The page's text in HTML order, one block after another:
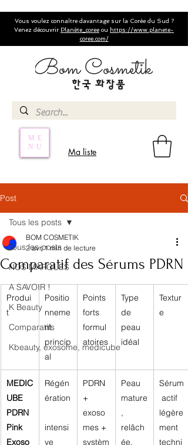
ME
NU
Ma liste
Vous voulez connaître davantage sur la Corée du Sud ?
Venez découvrir Planète_coree ou https://www.planete-
coree.com/
Post
Tous les posts
NOS MARQUES
A SAVOIR !
K Beauty
Comparatifs
Kbeauty, exosome, medicube
Tous les posts
Comparatif des Sérums PDRN
BOM COSMETIK
2 avr. 1 min de lecture
Produi
t
Positio
nneme
nt
princip
al
Points
forts
formul
atoires
Type
de
peau
idéal
Textur
e
MEDIC
UBE
PDRN
Pink
Exoso
Régén
ération
intensi
ve
PDRN
+
exoso
mes +
systèm
Peau
mature
,
relâch
ée,
Sérum
actif
légère
ment
techni